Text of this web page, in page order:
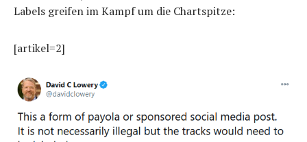
Labels greifen im Kampf um die Chartspitze:
[artikel=2]